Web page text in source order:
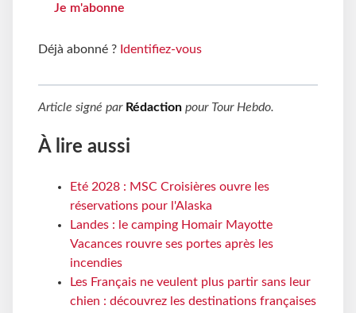
Je m'abonne
Déjà abonné ? Identifiez-vous
Article signé par Rédaction pour Tour Hebdo.
À lire aussi
Eté 2028 : MSC Croisières ouvre les
réservations pour l'Alaska
Landes : le camping Homair Mayotte
Vacances rouvre ses portes après les
incendies
Les Français ne veulent plus partir sans leur
chien : découvrez les destinations françaises